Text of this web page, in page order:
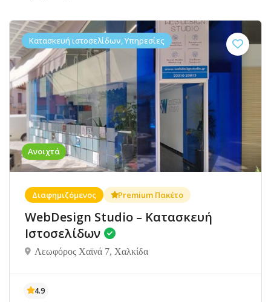
Ανοιχτά
Κατασκευή ιστοσελίδων, Υπηρεσίες
Διαφημιζόμενος Premium Πακέτο
WebDesign Studio – Κατασκευή
Ιστοσελίδων
Λεωφόρος Χαϊνά 7, Χαλκίδα